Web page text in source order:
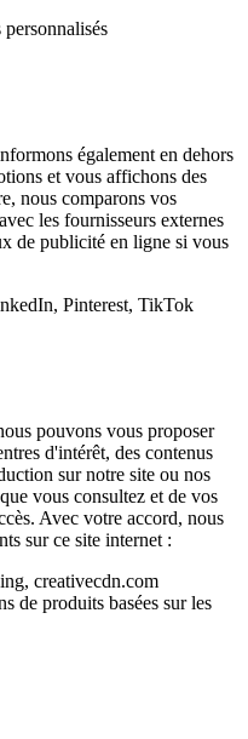
personnalisés
également en dehors
et vous affichons des
nous comparons vos
les fournisseurs externes
de publicité en ligne si vous
Pinterest, TikTok
pouvons vous proposer
d'intérêt, des contenus
sur notre site ou nos
vous consultez et de vos
Avec votre accord, nous
sur ce site internet :
creativecdn.com
de produits basées sur les